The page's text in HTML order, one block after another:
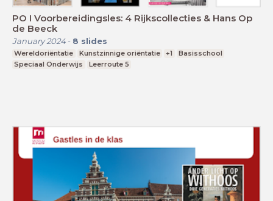
PO I Voorbereidingsles: 4 Rijkscollecties & Hans Op
de Beeck
January 2024- 8 slides
Wereldoriëntatie Kunstzinnige oriëntatie +1
Basisschool
Speciaal Onderwijs
Leerroute 5